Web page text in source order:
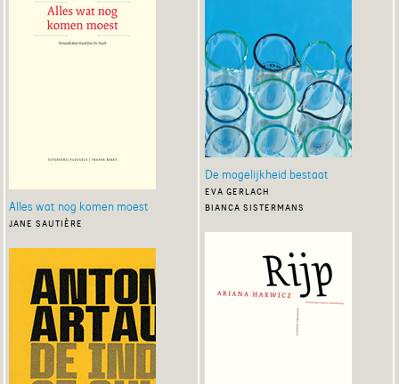
Alles wat nog komen moest
jane sautière
De mogelijkheid bestaat
eva gerlach
bianca sistermans